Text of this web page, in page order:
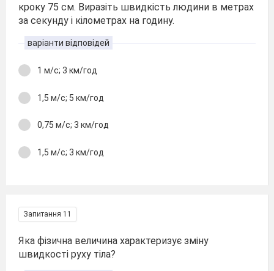
кроку 75 см. Виразіть швидкість людини в метрах
за секунду і кілометрах на годину.
варіанти відповідей
1 м/с; 3 км/год
1,5 м/с; 5 км/год
0,75 м/с; 3 км/год
1,5 м/с; 3 км/год
Запитання 11
Яка фізична величина характеризує зміну
швидкості руху тіла?